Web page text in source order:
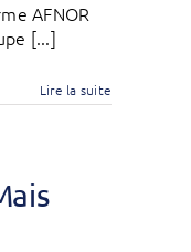
AFNOR
[...]
Lire la suite